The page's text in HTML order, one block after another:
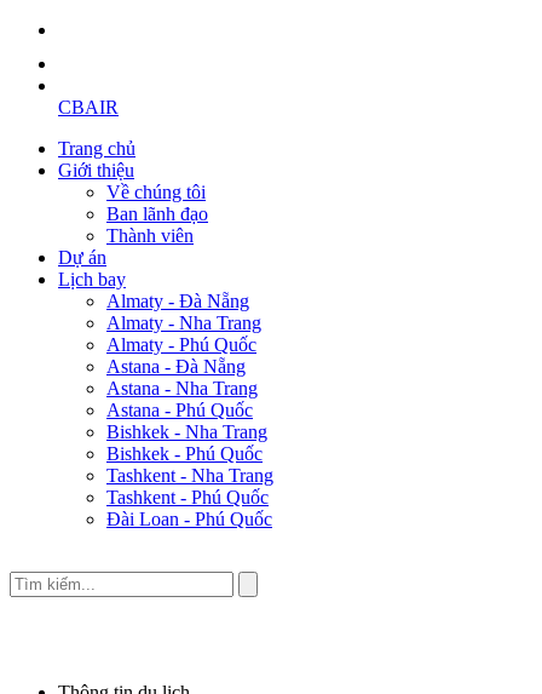
CBAIR
Trang chủ
Giới thiệu
Về chúng tôi
Ban lãnh đạo
Thành viên
Dự án
Lịch bay
Almaty - Đà Nẵng
Almaty - Nha Trang
Almaty - Phú Quốc
Astana - Đà Nẵng
Astana - Nha Trang
Astana - Phú Quốc
Bishkek - Nha Trang
Bishkek - Phú Quốc
Tashkent - Nha Trang
Tashkent - Phú Quốc
Đài Loan - Phú Quốc